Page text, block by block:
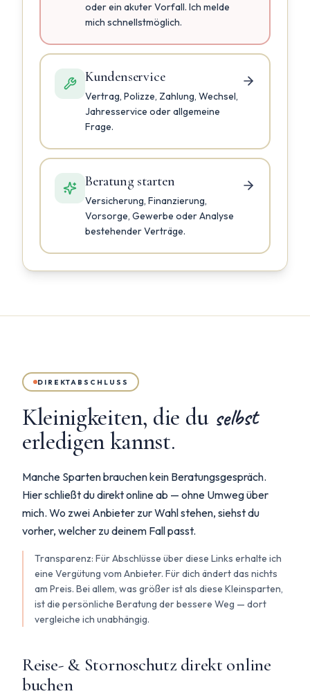
oder ein akuter Vorfall. Ich melde
mich schnellstmöglich.
Kundenservice
Vertrag, Polizze, Zahlung, Wechsel,
Jahresservice oder allgemeine
Frage.
Beratung starten
Versicherung, Finanzierung,
Vorsorge, Gewerbe oder Analyse
bestehender Verträge.
DIREKTABSCHLUSS
Kleinigkeiten, die du selbst
erledigen kannst.
Manche Sparten brauchen kein Beratungsgespräch.
Hier schließt du direkt online ab — ohne Umweg über
mich. Wo zwei Anbieter zur Wahl stehen, siehst du
vorher, welcher zu deinem Fall passt.
Transparenz: Für Abschlüsse über diese Links erhalte ich
eine Vergütung vom Anbieter. Für dich ändert das nichts
am Preis. Bei allem, was größer ist als diese Kleinsparten,
ist die persönliche Beratung der bessere Weg — dort
vergleiche ich unabhängig.
Reise- & Stornoschutz direkt online
buchen